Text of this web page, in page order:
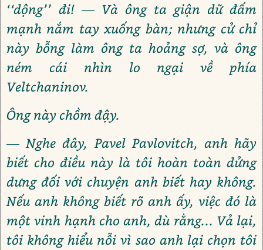
‘‘dộng’’ đi! — Và ông ta giận dữ đấm
mạnh nắm tay xuống bàn; nhưng cử chỉ
này bỗng làm ông ta hoảng sợ, và ông
ném cái nhìn lo ngại về phía
Veltchaninov.
Ông này chồm đậy.
— Nghe đây, Pavel Pavlovitch, anh hãy
biết cho điều này là tôi hoàn toàn dửng
dưng đối với chuyện anh biết hay không.
Nếu anh không biết rõ anh ấy, việc đó là
một vinh hạnh cho anh, dù rằng... Vả lại,
tôi không hiểu nỗi vì sao anh lại chọn tôi